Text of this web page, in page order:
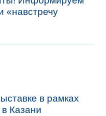
«навстречу
в рамках
Казани